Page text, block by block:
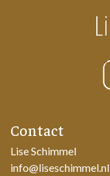
Contact
Lise Schimmel
info@liseschimmel.nl